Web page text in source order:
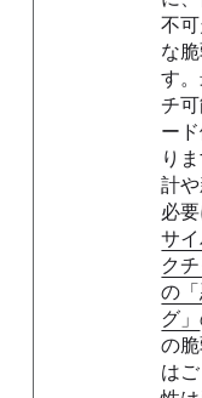
不
な
す
チ
ー
り
計
必
サ
ク
の
グ」
の
は